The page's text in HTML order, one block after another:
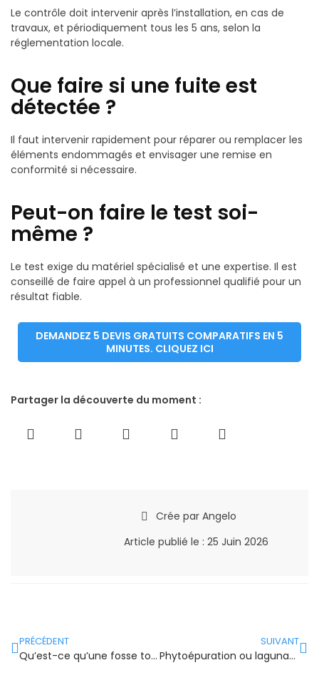
Le contrôle doit intervenir après l’installation, en cas de
travaux, et périodiquement tous les 5 ans, selon la
réglementation locale.
Que faire si une fuite est
détectée ?
Il faut intervenir rapidement pour réparer ou remplacer les
éléments endommagés et envisager une remise en
conformité si nécessaire.
Peut-on faire le test soi-
même ?
Le test exige du matériel spécialisé et une expertise. Il est
conseillé de faire appel à un professionnel qualifié pour un
résultat fiable.
DEMANDEZ 5 DEVIS GRATUITS COMPARATIFS EN 5
MINUTES. CLIQUEZ ICI
Partager la découverte du moment :
Crée par Angelo
Article publié le : 25 Juin 2026
PRÉCÉDENT
Qu’est-ce qu’une fosse toutes eaux ? Définition pro
SUIVANT
Phytoépuration ou lagunage : quelle différence ?